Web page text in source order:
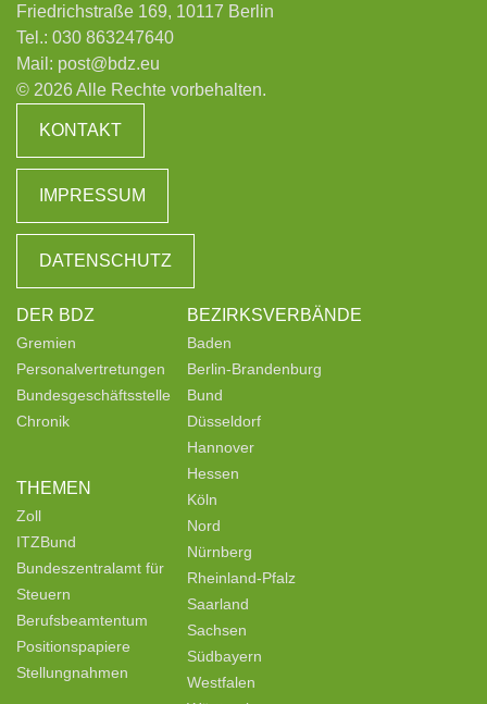
Friedrichstraße 169, 10117 Berlin
Tel.: 030 863247640
Mail: post@bdz.eu
© 2026 Alle Rechte vorbehalten.
KONTAKT
IMPRESSUM
DATENSCHUTZ
DER BDZ
Gremien
Personalvertretungen
Bundesgeschäftsstelle
Chronik
THEMEN
Zoll
ITZBund
Bundeszentralamt für
Steuern
Berufsbeamtentum
Positionspapiere
Stellungnahmen
BEZIRKSVERBÄNDE
Baden
Berlin-Brandenburg
Bund
Düsseldorf
Hannover
Hessen
Köln
Nord
Nürnberg
Rheinland-Pfalz
Saarland
Sachsen
Südbayern
Westfalen